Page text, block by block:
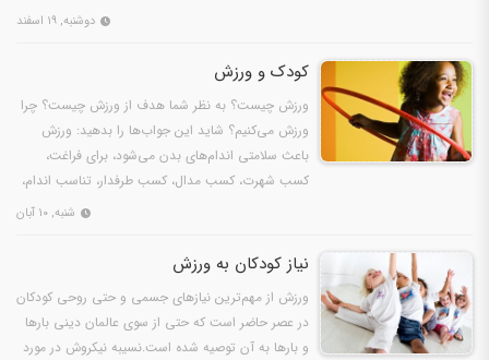
دوشنبه, ۱۹ اسفند
کودک و ورزش
ورزش چیست؟ به نظر شما هدف از ورزش چیست؟ چرا
ورزش می‌کنیم؟ شاید این جواب‌ها را بدهید: ورزش
باعث سلامتی اندام‌های بدن می‌شود، برای فراغت،
کسب شهرت، کسب مدال، کسب طرفدار، تناسب اندام،
شنبه, ۱۰ آبان
نياز کودکان به ورزش
ورزش از مهم‌ترین نیازهای جسمی و حتی روحی کودکان
در عصر حاضر است که حتی از سوی عالمان دینی بارها
و بارها به آن توصیه شده است.نسیبه نیکروش در مورد